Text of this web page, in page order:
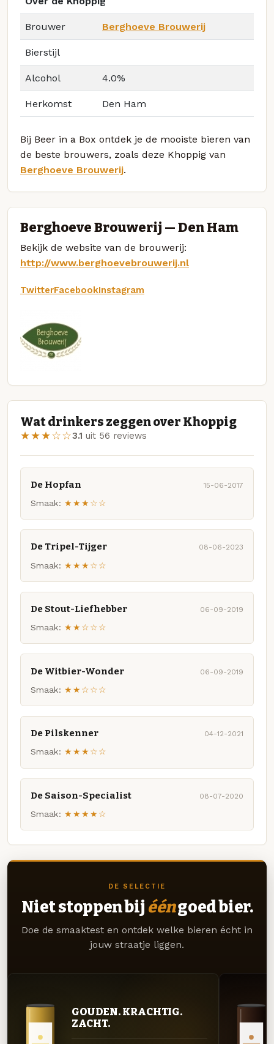
Brouwer Berghoeve Brouwerij
Bierstijl
Alcohol 4.0%
Herkomst Den Ham
Bij Beer in a Box ontdek je de mooiste bieren van
de beste brouwers, zoals deze Khoppig van
Berghoeve Brouwerij.
Berghoeve Brouwerij — Den Ham
Bekijk de website van de brouwerij:
http://www.berghoevebrouwerij.nl
TwitterFacebookInstagram
Wat drinkers zeggen over Khoppig
★★★☆☆3.1 uit 56 reviews
De Hopfan 15-06-2017
Smaak: ★★★☆☆
De Tripel-Tijger 08-06-2023
Smaak: ★★★☆☆
De Stout-Liefhebber 06-09-2019
Smaak: ★★☆☆☆
De Witbier-Wonder 06-09-2019
Smaak: ★★☆☆☆
De Pilskenner 04-12-2021
Smaak: ★★★☆☆
De Saison-Specialist 08-07-2020
Smaak: ★★★★☆
DE SELECTIE
Niet stoppen bij ééngoed bier.
Doe de smaaktest en ontdek welke bieren écht in
jouw straatje liggen.
GOUDEN. KRACHTIG.
ZACHT.